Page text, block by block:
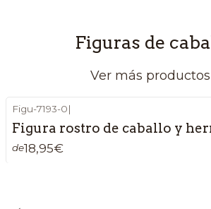
Figuras de
Ver más productos
Figu-7193-0|
Figura rostro de caballo y
de18,95€